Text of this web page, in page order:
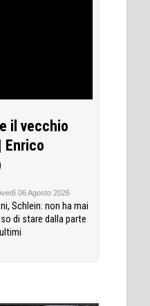
il vecchio
Enrico
06 Agosto 2026
Schlein: non ha mai
di stare dalla parte